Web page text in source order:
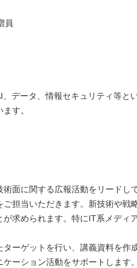
員
データ、情報セキュリティ等と
す。
面に関する広報活動をリードし
担当いただきます。新技術や戦
求められます。特にIT系メディ
ーゲットを行い、講義資料を作
ーション活動をサポートします